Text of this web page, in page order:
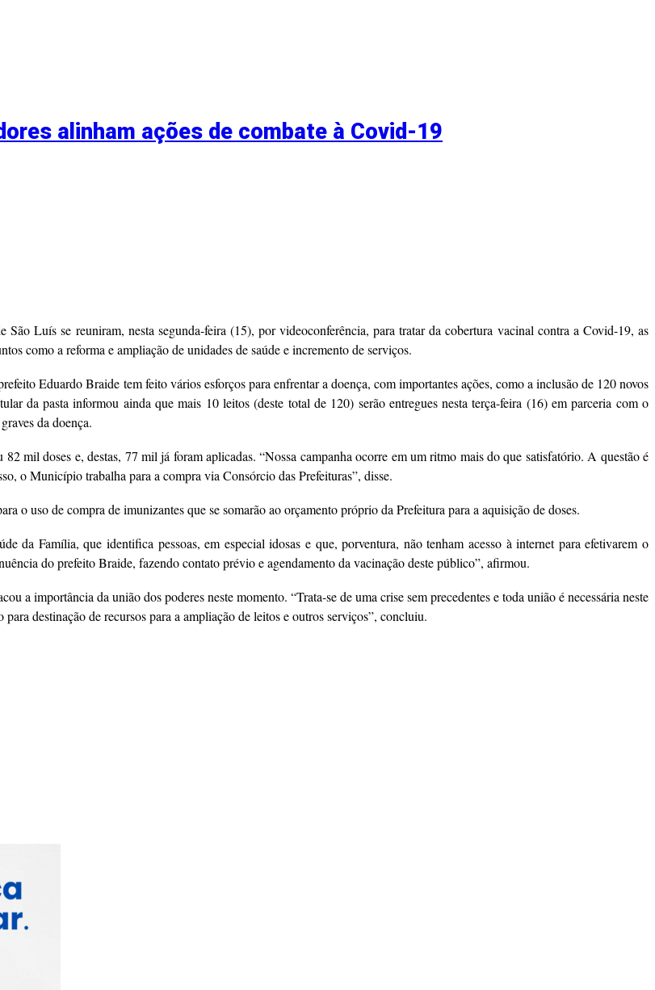
alinham ações de combate à Covid-19
Luís se reuniram, nesta segunda-feira (15), por videoconferência, para tratar da cobertura vacinal contra a Covid-19, as
como a reforma e ampliação de unidades de saúde e incremento de serviços.
Eduardo Braide tem feito vários esforços para enfrentar a doença, com importantes ações, como a inclusão de 120 novos
da pasta informou ainda que mais 10 leitos (deste total de 120) serão entregues nesta terça-feira (16) em parceria com o
da doença.
mil doses e, destas, 77 mil já foram aplicadas. “Nossa campanha ocorre em um ritmo mais do que satisfatório. A questão é
o Município trabalha para a compra via Consórcio das Prefeituras”, disse.
o uso de compra de imunizantes que se somarão ao orçamento próprio da Prefeitura para a aquisição de doses.
da Família, que identifica pessoas, em especial idosas e que, porventura, não tenham acesso à internet para efetivarem o
do prefeito Braide, fazendo contato prévio e agendamento da vacinação deste público”, afirmou.
a importância da união dos poderes neste momento. “Trata-se de uma crise sem precedentes e toda união é necessária neste
destinação de recursos para a ampliação de leitos e outros serviços”, concluiu.